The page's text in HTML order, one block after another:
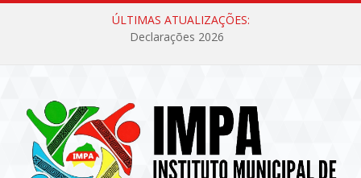
ÚLTIMAS ATUALIZAÇÕES:
Declarações 2026